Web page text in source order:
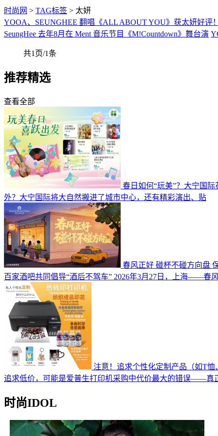
时尚网 > TAG标签 > 太妍
YOOA、SEUNGHEE 翻唱《ALL ABOUT YOU》获太妍好评
SeungHee 去年8月在 Ment 音乐节目《M!Countdown》舞台演
共1页/1条
推荐精选
查看全部
春日如何“玩美”？大宁国
外？大宁国际将大自然搬进了城市中心，还有精彩演出、贴
春风正好 碰杯不碰方向盘
百家酒吧共同倡导“酒后不驾车” 2026年3月27日，上海——春
注意！追求个性化定制产品（如T
追求低价，可能是爱普生打印机采购中代价最大的错误——真
时尚IDOL